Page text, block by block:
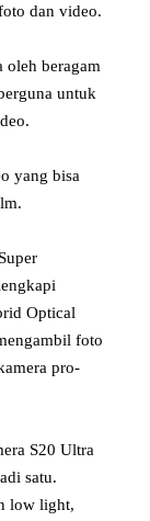
dan video.
oleh beragam
untuk
yang bisa
Optical
foto
pro-
S20 Ultra
satu.
low light,